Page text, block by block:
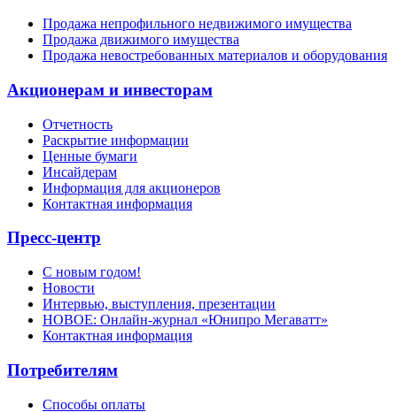
Продажа непрофильного недвижимого имущества
Продажа движимого имущества
Продажа невостребованных материалов и оборудования
Акционерам и инвесторам
Отчетность
Раскрытие информации
Ценные бумаги
Инсайдерам
Информация для акционеров
Контактная информация
Пресс-центр
С новым годом!
Новости
Интервью, выступления, презентации
НОВОЕ: Онлайн-журнал «Юнипро Мегаватт»
Контактная информация
Потребителям
Способы оплаты